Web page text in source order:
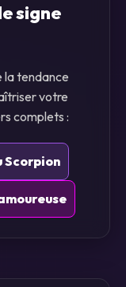
signe
la tendance
votre
complets :
Scorpion